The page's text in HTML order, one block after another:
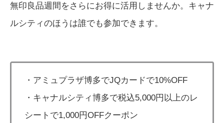
無印良品週間をさらにお得に活用しませんか。キャナ
ルシティのほうは誰でも参加できます。
・アミュプラザ博多でJQカードで10%OFF
・キャナルシティ博多で税込5,000円以上のレ
シートで1,000円OFFクーポン